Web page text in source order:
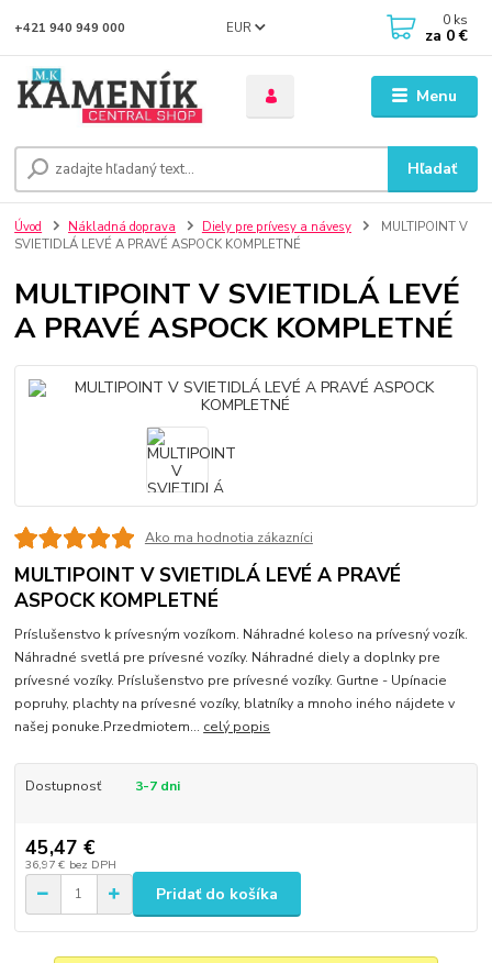
Menu
EUR
Hľadať
+421 940 949 000 0 ks
za 0 €
Úvod Nákladná doprava Diely pre prívesy a návesy
MULTIPOINT V
SVIETIDLÁ LEVÉ A PRAVÉ ASPOCK KOMPLETNÉ
MULTIPOINT V SVIETIDLÁ LEVÉ
A PRAVÉ ASPOCK KOMPLETNÉ
Ako ma hodnotia zákazníci
MULTIPOINT V SVIETIDLÁ LEVÉ A PRAVÉ
ASPOCK KOMPLETNÉ
Príslušenstvo k prívesným vozíkom. Náhradné koleso na prívesný vozík.
Náhradné svetlá pre prívesné vozíky. Náhradné diely a doplnky pre
prívesné vozíky. Príslušenstvo pre prívesné vozíky. Gurtne - Upínacie
popruhy, plachty na prívesné vozíky, blatníky a mnoho iného nájdete v
našej ponuke.Przedmiotem... celý popis
Dostupnosť 3-7 dni
45,47 €
36,97 € bez DPH
Pridať do košíka